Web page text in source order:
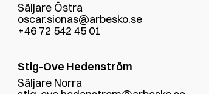
Säljare Östra
oscar.sionas@arbesko.se
+46 72 542 45 01
Stig-Ove Hedenström
Säljare Norra